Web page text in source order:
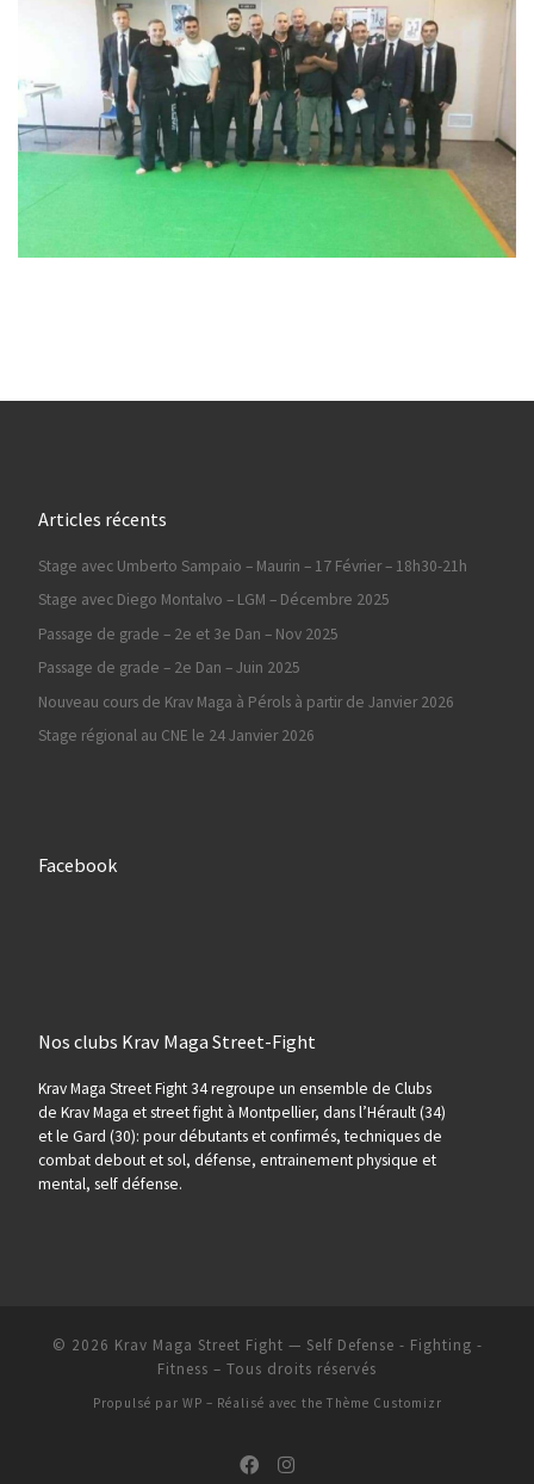
Articles récents
Stage avec Umberto Sampaio – Maurin – 17 Février – 18h30-21h
Stage avec Diego Montalvo – LGM – Décembre 2025
Passage de grade – 2e et 3e Dan – Nov 2025
Passage de grade – 2e Dan – Juin 2025
Nouveau cours de Krav Maga à Pérols à partir de Janvier 2026
Stage régional au CNE le 24 Janvier 2026
Facebook
Nos clubs Krav Maga Street-Fight
Krav Maga Street Fight 34 regroupe un ensemble de Clubs
de Krav Maga et street fight à Montpellier, dans l’Hérault (34)
et le Gard (30): pour débutants et confirmés, techniques de
combat debout et sol, défense, entrainement physique et
mental, self défense.
© 2026 Krav Maga Street Fight — Self Defense - Fighting -
Fitness – Tous droits réservés
Propulsé par WP – Réalisé avec the Thème Customizr